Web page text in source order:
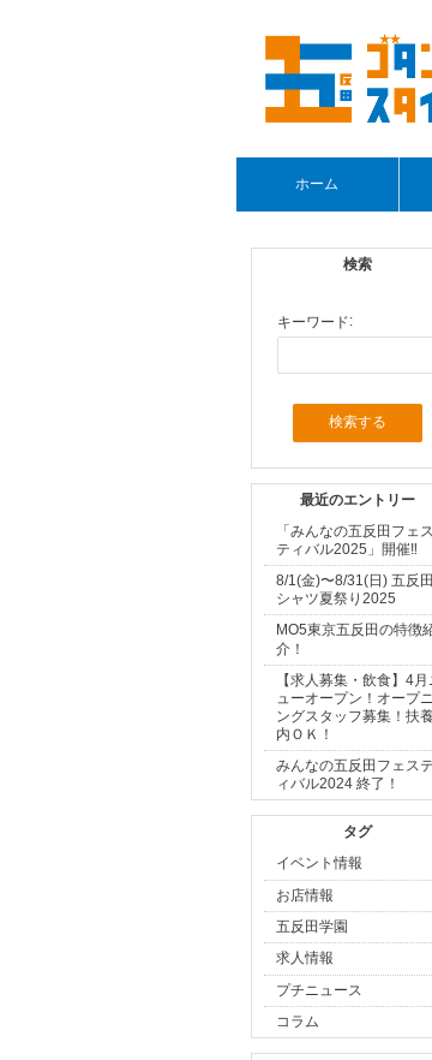
ホーム
検索
キーワード:
最近のエントリー
「みんなの五反田フェス
ティバル2025」開催‼
8/1(金)〜8/31(日) 五反
シャツ夏祭り2025
MO5東京五反田の特徴
介！
【求人募集・飲食】4月
ューオープン！オープニ
ングスタッフ募集！扶
内ＯＫ！
みんなの五反田フェステ
ィバル2024 終了！
タグ
イベント情報
お店情報
五反田学園
求人情報
プチニュース
コラム